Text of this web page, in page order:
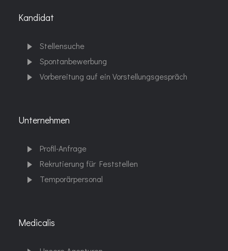
Kandidat
Stellensuche
Spontanbewerbung
Vorbereitung auf ein Vorstellungsgespräch
Unternehmen
Profil-Anfrage
Rekrutierung für Feststellen
Temporärpersonal
Medicalis